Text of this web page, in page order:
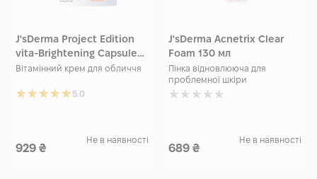
J'sDerma Project Edition
vita-Brightening Capsule
Cream 50 мл
Вітамінний крем для обличчя
5.0
929 ₴
Не в наявності
J'sDerma Acnetrix Clear
Foam 130 мл
Пінка відновлююча для
проблемної шкіри
689 ₴
Не в наявності